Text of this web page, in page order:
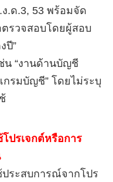
.ด.3, 53 พร้อมจัด
ตรวจสอบโดยผู้สอบ
ปี”
น “งานด้านบัญชี
กรมบัญชี” โดยไม่ระบุ
ปรเจกต์หรือการ
ประสบการณ์จากโปร